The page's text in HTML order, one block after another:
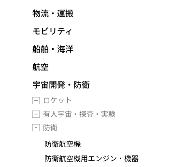
物流・運搬
モビリティ
船舶・海洋
航空
宇宙開発・防衛
ロケット
有人宇宙・探査・実験
防衛
防衛航空機
防衛航空機用エンジン・機器